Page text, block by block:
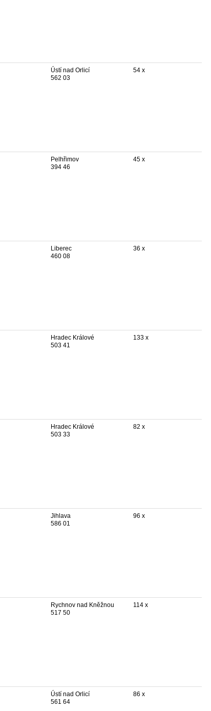
Ústí nad Orlicí
562 03
54 x
Pelhřimov
394 46
45 x
Liberec
460 08
36 x
Hradec Králové
503 41
133 x
Hradec Králové
503 33
82 x
Jihlava
586 01
96 x
Rychnov nad Kněžnou
517 50
114 x
Ústí nad Orlicí
561 64
86 x